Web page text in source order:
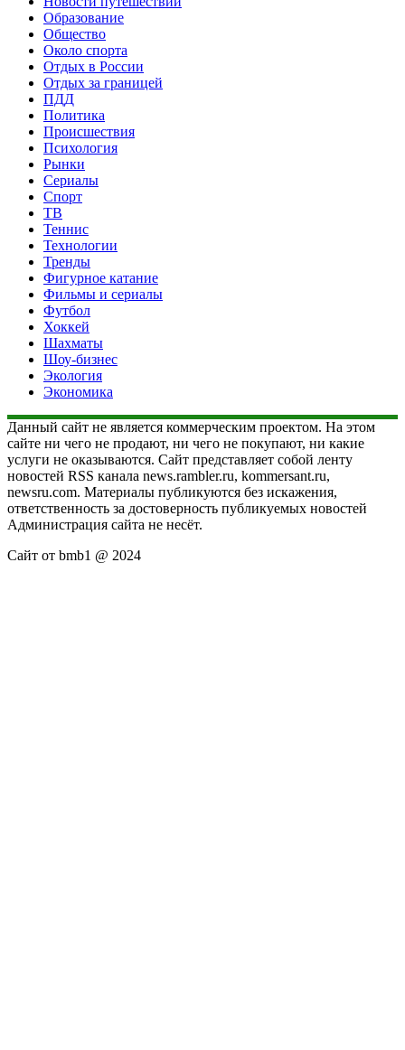
Образование
Общество
Около спорта
Отдых в России
Отдых за границей
ПДД
Политика
Происшествия
Психология
Рынки
Сериалы
Спорт
ТВ
Теннис
Технологии
Тренды
Фигурное катание
Фильмы и сериалы
Футбол
Хоккей
Шахматы
Шоу-бизнес
Экология
Экономика
Данный сайт не является коммерческим проектом. На этом
сайте ни чего не продают, ни чего не покупают, ни какие
услуги не оказываются. Сайт представляет собой ленту
новостей RSS канала news.rambler.ru, kommersant.ru,
newsru.com. Материалы публикуются без искажения,
ответственность за достоверность публикуемых новостей
Администрация сайта не несёт.
Сайт от bmb1 @ 2024